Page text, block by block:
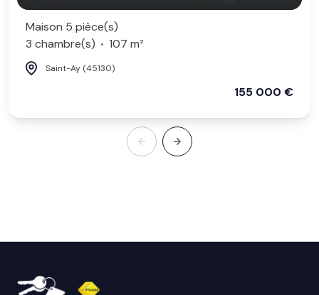
Maison 5 pièce(s)
3 chambre(s)
107 m²
Saint-Ay (45130)
155 000 €